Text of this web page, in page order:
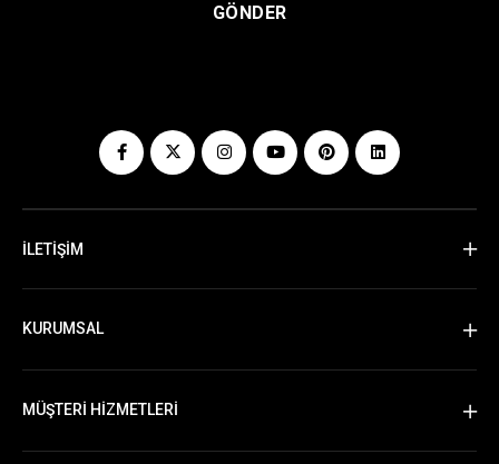
GÖNDER
İLETİŞİM
KURUMSAL
MÜŞTERİ HİZMETLERİ